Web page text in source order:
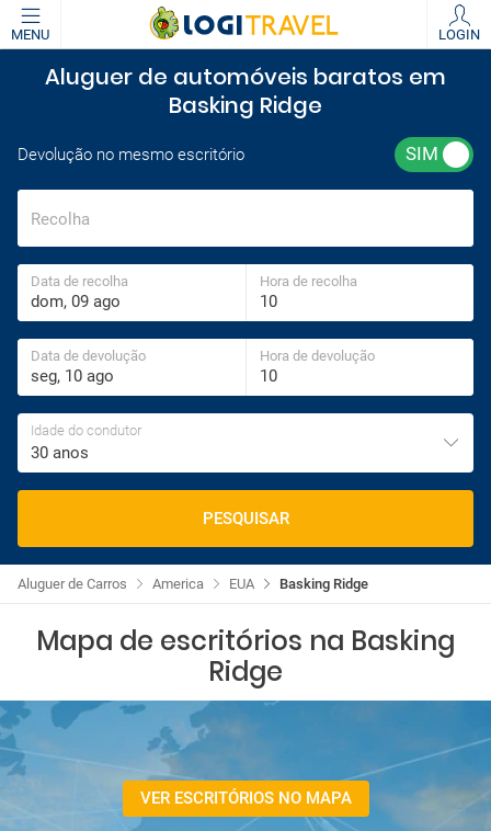
MENU LOGIN
Aluguer de automóveis baratos em
Basking Ridge
Devolução no mesmo escritório
Recolha
Data de recolha Hora de recolha
Data de devolução Hora de devolução
Idade do condutor
30 anos
PESQUISAR
Basking Ridge
EUA
America
Aluguer de Carros
Mapa de escritórios na Basking
Ridge
VER ESCRITÓRIOS NO MAPA